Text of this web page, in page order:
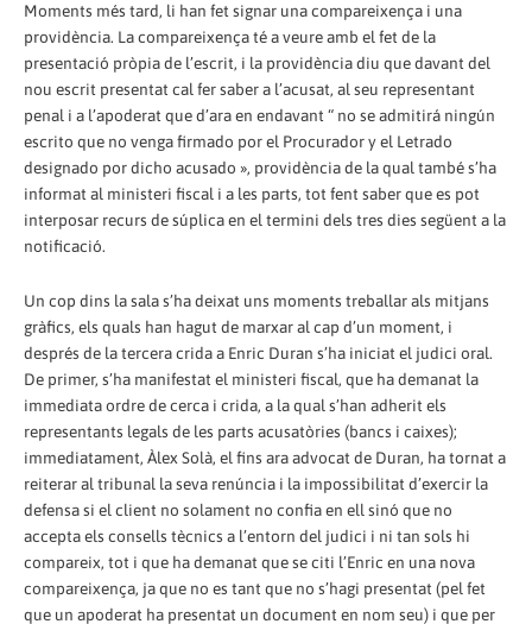
Moments més tard, li han fet signar una compareixença i una
providència. La compareixença té a veure amb el fet de la
presentació pròpia de l’escrit, i la providència diu que davant del
nou escrit presentat cal fer saber a l’acusat, al seu representant
penal i a l’apoderat que d’ara en endavant “ no se admitirá ningún
escrito que no venga firmado por el Procurador y el Letrado
designado por dicho acusado », providència de la qual també s’ha
informat al ministeri fiscal i a les parts, tot fent saber que es pot
interposar recurs de súplica en el termini dels tres dies següent a la
notificació.
Un cop dins la sala s’ha deixat uns moments treballar als mitjans
gràfics, els quals han hagut de marxar al cap d’un moment, i
després de la tercera crida a Enric Duran s’ha iniciat el judici oral.
De primer, s’ha manifestat el ministeri fiscal, que ha demanat la
immediata ordre de cerca i crida, a la qual s’han adherit els
representants legals de les parts acusatòries (bancs i caixes);
immediatament, Àlex Solà, el fins ara advocat de Duran, ha tornat a
reiterar al tribunal la seva renúncia i la impossibilitat d’exercir la
defensa si el client no solament no confia en ell sinó que no
accepta els consells tècnics a l’entorn del judici i ni tan sols hi
compareix, tot i que ha demanat que se citi l’Enric en una nova
compareixença, ja que no es tant que no s’hagi presentat (pel fet
que un apoderat ha presentat un document en nom seu) i que per